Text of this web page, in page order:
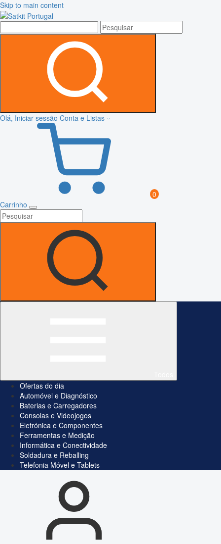
Skip to main content
Olá, Iniciar sessão Conta e Listas
0
Carrinho
Ofertas do dia
Automóvel e Diagnóstico
Baterias e Carregadores
Consolas e Videojogos
Eletrónica e Componentes
Ferramentas e Medição
Informática e Conectividade
Soldadura e Reballing
Telefonia Móvel e Tablets